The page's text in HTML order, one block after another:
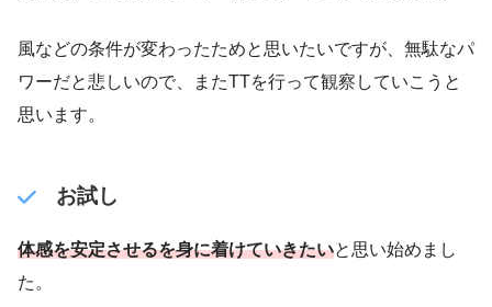
風などの条件が変わったためと思いたいですが、無駄なパ
ワーだと悲しいので、またTTを行って観察していこうと
思います。
お試し
体感を安定させるを身に着けていきたいと思い始めまし
た。